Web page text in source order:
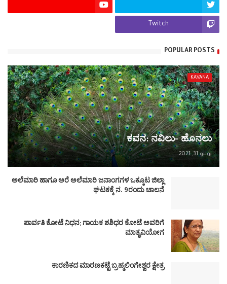
Twitch
POPULAR POSTS
KAVANA
ಕವನ: ನವಿಲು- ಹೊನಲು
يوليو 31, 2021
ಅಲೆಮಾರಿ ಹಾಗೂ ಅರೆ ಅಲೆಮಾರಿ ಜನಾಂಗಗಳ ಒಕ್ಕೂಟ ಜಿಲ್ಲಾ
ಘಟಕಕ್ಕೆ ನ. 9ರಂದು ಚಾಲನೆ
ಪಾರ್ವತಿ ಕೋಟೆ ನಿಧನ; ಗಾಯಕ ಶಶಿಧರ ಕೋಟೆ ಅವರಿಗೆ
ಮಾತೃವಿಯೋಗ
ಕಾರಣಿಕದ ಮಾರಣಕಟ್ಟೆ ಬ್ರಹ್ಮಲಿಂಗೇಶ್ವರ ಕ್ಷೇತ್ರ